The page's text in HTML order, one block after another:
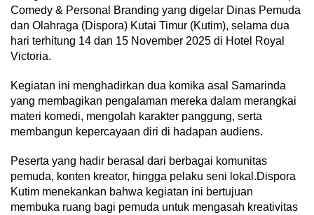
Comedy & Personal Branding yang digelar Dinas Pemuda
dan Olahraga (Dispora) Kutai Timur (Kutim), selama dua
hari terhitung 14 dan 15 November 2025 di Hotel Royal
Victoria.
Kegiatan ini menghadirkan dua komika asal Samarinda
yang membagikan pengalaman mereka dalam merangkai
materi komedi, mengolah karakter panggung, serta
membangun kepercayaan diri di hadapan audiens.
Peserta yang hadir berasal dari berbagai komunitas
pemuda, konten kreator, hingga pelaku seni lokal.Dispora
Kutim menekankan bahwa kegiatan ini bertujuan
membuka ruang bagi pemuda untuk mengasah kreativitas